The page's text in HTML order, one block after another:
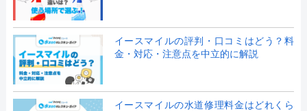
イースマイルの評判・口コミはどう？料
金・対応・注意点を中立的に解説
イースマイルの水道修理料金はどれくら